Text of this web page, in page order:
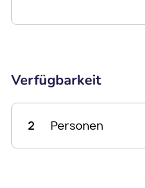
Verfügbarkeit
2 Personen